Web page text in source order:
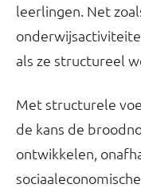
leerlingen. Net
als ze structureel
Met structurele
de kans de
ontwikkelen,